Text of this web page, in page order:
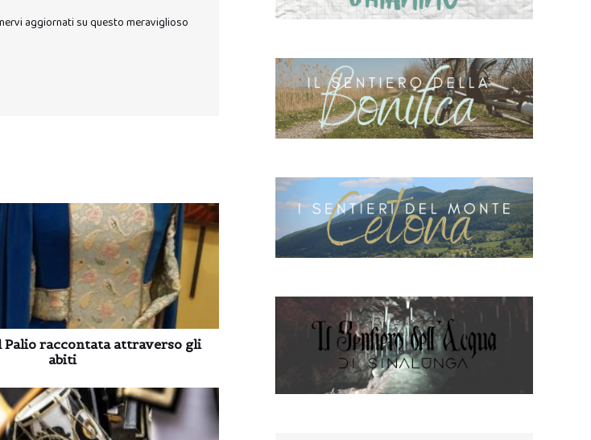
aggiornati su questo meraviglioso
Palio raccontata attraverso gli
abiti